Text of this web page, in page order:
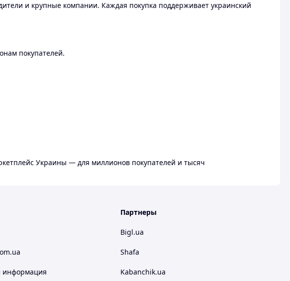
и крупные компании. Каждая покупка поддерживает украинский
покупателей.
Украины — для миллионов покупателей и тысяч
информация
Партнеры
Bigl.ua
Shafa
Kabanchik.ua